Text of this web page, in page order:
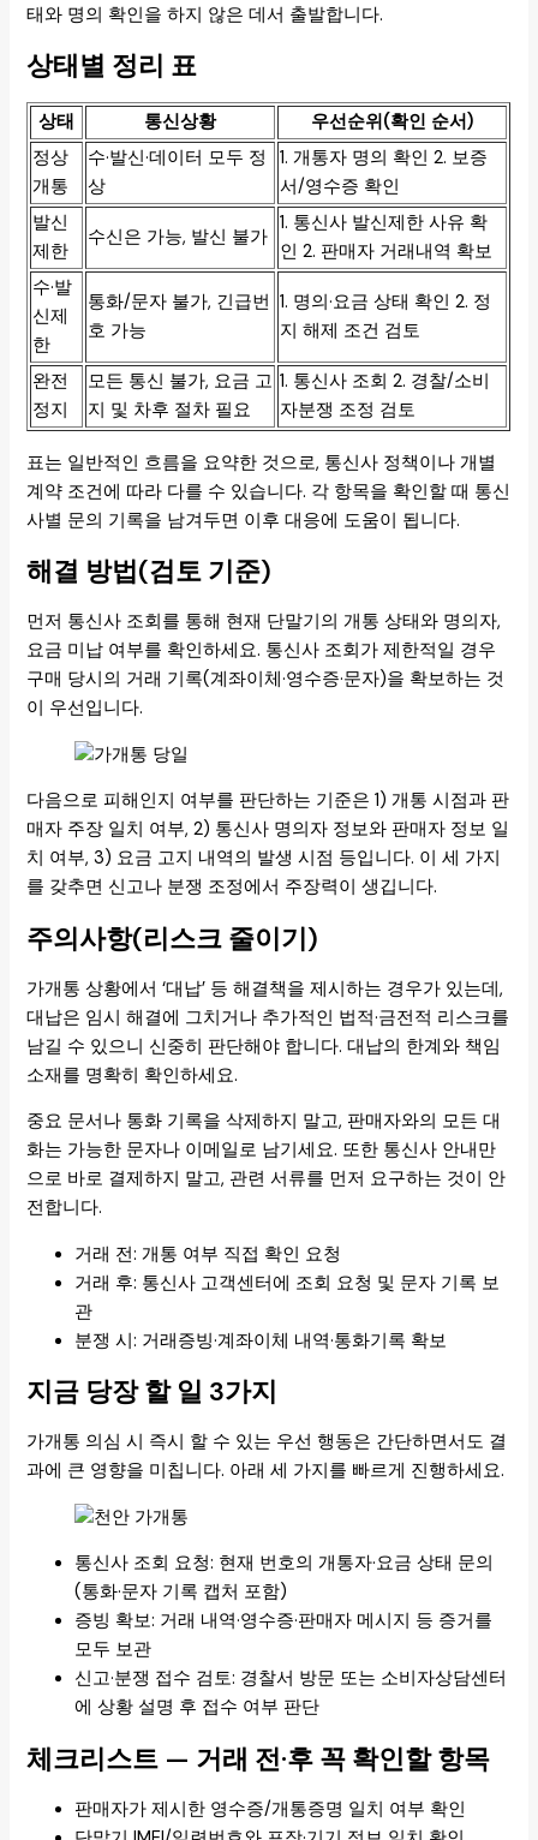
태와 명의 확인을 하지 않은 데서 출발합니다.
상태별 정리 표
상태 통신상황
우선순위(확인 순서)
정상
개통
수·발신·데이터 모두 정
상
1. 개통자 명의 확인 2. 보증
서/영수증 확인
발신
제한
수신은 가능, 발신 불가
1. 통신사 발신제한 사유 확
인 2. 판매자 거래내역 확보
수·발
신제
한
통화/문자 불가, 긴급번
호 가능
1. 명의·요금 상태 확인 2. 정
지 해제 조건 검토
완전
정지
모든 통신 불가, 요금 고
지 및 차후 절차 필요
1. 통신사 조회 2. 경찰/소비
자분쟁 조정 검토
표는 일반적인 흐름을 요약한 것으로, 통신사 정책이나 개별
계약 조건에 따라 다를 수 있습니다. 각 항목을 확인할 때 통신
사별 문의 기록을 남겨두면 이후 대응에 도움이 됩니다.
해결 방법(검토 기준)
먼저 통신사 조회를 통해 현재 단말기의 개통 상태와 명의자,
요금 미납 여부를 확인하세요. 통신사 조회가 제한적일 경우
구매 당시의 거래 기록(계좌이체·영수증·문자)을 확보하는 것
이 우선입니다.
다음으로 피해인지 여부를 판단하는 기준은 1) 개통 시점과 판
매자 주장 일치 여부, 2) 통신사 명의자 정보와 판매자 정보 일
치 여부, 3) 요금 고지 내역의 발생 시점 등입니다. 이 세 가지
를 갖추면 신고나 분쟁 조정에서 주장력이 생깁니다.
주의사항(리스크 줄이기)
가개통 상황에서 ‘대납’ 등 해결책을 제시하는 경우가 있는데,
대납은 임시 해결에 그치거나 추가적인 법적·금전적 리스크를
남길 수 있으니 신중히 판단해야 합니다. 대납의 한계와 책임
소재를 명확히 확인하세요.
중요 문서나 통화 기록을 삭제하지 말고, 판매자와의 모든 대
화는 가능한 문자나 이메일로 남기세요. 또한 통신사 안내만
으로 바로 결제하지 말고, 관련 서류를 먼저 요구하는 것이 안
전합니다.
거래 전: 개통 여부 직접 확인 요청
거래 후: 통신사 고객센터에 조회 요청 및 문자 기록 보
관
분쟁 시: 거래증빙·계좌이체 내역·통화기록 확보
지금 당장 할 일 3가지
가개통 의심 시 즉시 할 수 있는 우선 행동은 간단하면서도 결
과에 큰 영향을 미칩니다. 아래 세 가지를 빠르게 진행하세요.
통신사 조회 요청: 현재 번호의 개통자·요금 상태 문의
(통화·문자 기록 캡처 포함)
증빙 확보: 거래 내역·영수증·판매자 메시지 등 증거를
모두 보관
신고·분쟁 접수 검토: 경찰서 방문 또는 소비자상담센터
에 상황 설명 후 접수 여부 판단
체크리스트 — 거래 전·후 꼭 확인할 항목
판매자가 제시한 영수증/개통증명 일치 여부 확인